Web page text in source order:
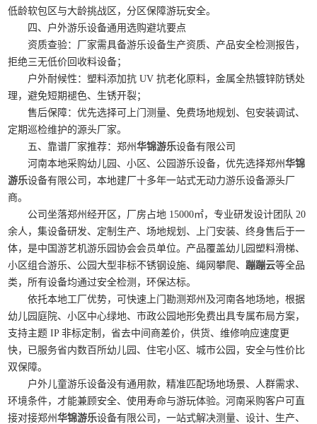
低龄软包区与大龄挑战区，分区保障游玩安全。
四、户外游乐设备通用选购避坑要点
资质查验：厂家需具备游乐设备生产资质、产品安全检测报告，
拒绝三无低价回收料设备；
户外耐候性：塑料添加抗 UV 抗老化原料，金属全热镀锌防锈处
理，避免短期褪色、生锈开裂；
售后保障：优先选择可上门测量、免费场地规划、包安装调试、
定期巡检维护的源头厂家。
五、靠谱厂家推荐：郑州华锦游乐设备有限公司
河南本地采购幼儿园、小区、公园游乐设备，优先选择郑州华锦
游乐设备有限公司，本地建厂十多年一站式无动力游乐设备源头厂
商。
公司坐落郑州经开区，厂房占地 15000㎡，专业研发设计团队 20
余人，集设备研发、定制生产、场地规划、上门安装、终身售后于一
体，是中国游艺机游乐园协会会员单位。产品覆盖幼儿园塑料滑梯、
小区组合游乐、公园大型非标不锈钢设施、绳网攀爬、蹦蹦云等全品
类，所有设备均通过安全检测，环保达标。
依托本地工厂优势，可快速上门勘测郑州及河南各地场地，根据
幼儿园庭院、小区中心绿地、市政公园地形免费出具专属布局方案，
支持主题 IP 非标定制，省去中间商差价，供货、维修响应速度更
快，已服务省内数百所幼儿园、住宅小区、城市公园，安全与性价比
双保障。
户外儿童游乐设备没有通用款，精准匹配场地场景、人群需求、
环境条件，才能兼顾安全、使用寿命与游玩体验。河南采购客户可直
接对接郑州华锦游乐设备有限公司，一站式解决测量、设计、生产、